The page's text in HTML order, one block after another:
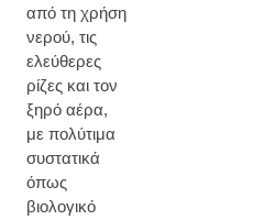
από τη χρήση
νερού, τις
ελεύθερες
ρίζες και τον
ξηρό αέρα,
με πολύτιμα
συστατικά
όπως
βιολογικό